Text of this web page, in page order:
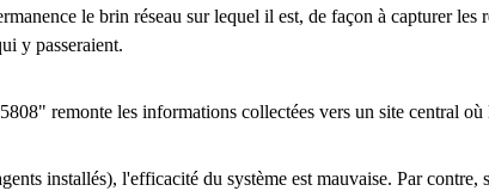
le brin réseau sur lequel il est, de façon à capturer les
y passeraient.
remonte les informations collectées vers un site central où
installés), l'efficacité du système est mauvaise. Par contre,